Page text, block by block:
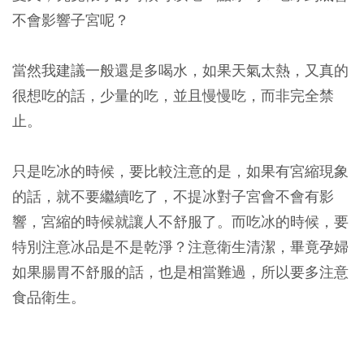
不會影響子宮呢？
當然我建議一般還是多喝水，如果天氣太熱，又真的
很想吃的話，少量的吃，並且慢慢吃，而非完全禁
止。
只是吃冰的時候，要比較注意的是，如果有宮縮現象
的話，就不要繼續吃了，不提冰對子宮會不會有影
響，宮縮的時候就讓人不舒服了。而吃冰的時候，要
特別注意冰品是不是乾淨？注意衛生清潔，畢竟孕婦
如果腸胃不舒服的話，也是相當難過，所以要多注意
食品衛生。